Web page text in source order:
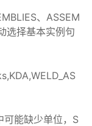
、ASSEM
选择基本实例句
能缺少单位，S